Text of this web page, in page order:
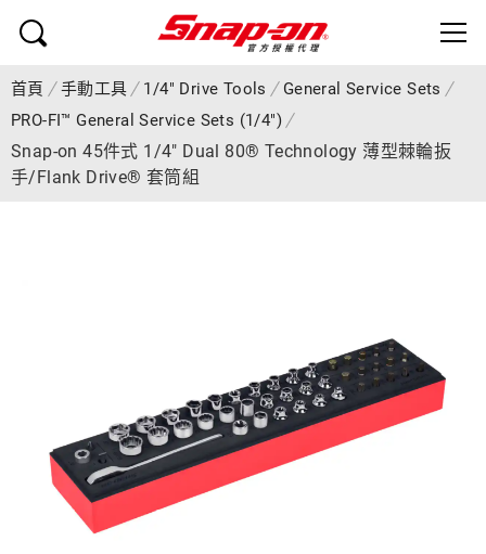
首頁 手動工具 1/4" Drive Tools
General Service Sets
PRO-FI™ General Service Sets (1/4")
Snap-on 45件式 1/4" Dual 80® Technology 薄型棘輪扳
手/Flank Drive® 套筒組